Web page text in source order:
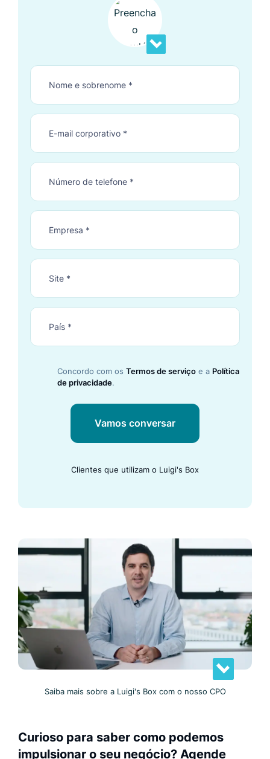
Concordo com os Termos de serviço e a Política
de privacidade.
Vamos conversar
Clientes que utilizam o Luigi's Box
Saiba mais sobre a Luigi's Box com o nosso CPO
Curioso para saber como podemos
impulsionar o seu negócio? Agende